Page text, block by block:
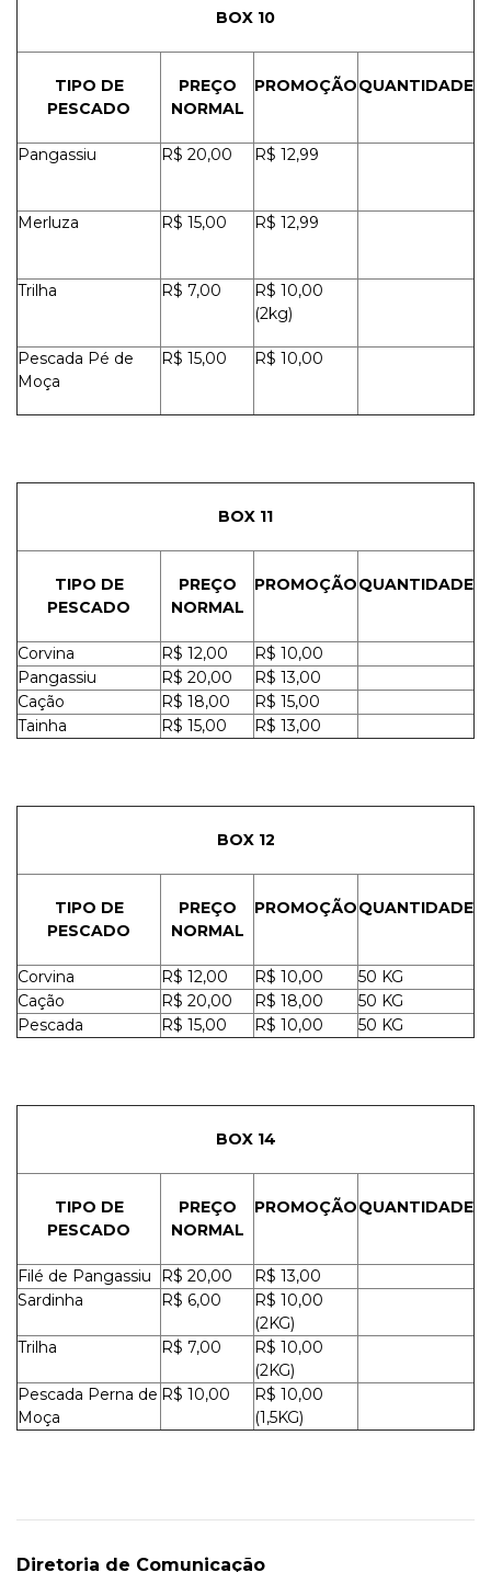
BOX 10
TIPO DE
PESCADO
PREÇO
NORMAL
PROMOÇÃOQUANTIDADE
Pangassiu R$ 20,00 R$ 12,99
Merluza R$ 15,00 R$ 12,99
Trilha R$ 7,00
R$ 10,00
(2kg)
Pescada Pé de
Moça
R$ 15,00 R$ 10,00
BOX 11
TIPO DE
PESCADO
PREÇO
NORMAL
PROMOÇÃOQUANTIDADE
Corvina R$ 12,00
R$ 10,00
Pangassiu
R$ 20,00
R$ 13,00
Cação
R$ 18,00
R$ 15,00
Tainha
R$ 15,00 R$ 13,00
BOX 12
TIPO DE
PESCADO
PREÇO
NORMAL
PROMOÇÃOQUANTIDADE
Corvina R$ 12,00 R$ 10,00
50 KG
Cação
R$ 20,00 R$ 18,00
50 KG
Pescada
R$ 15,00 R$ 10,00 50 KG
BOX 14
TIPO DE
PESCADO
PREÇO
NORMAL
PROMOÇÃOQUANTIDADE
Filé de Pangassiu R$ 20,00
R$ 13,00
Sardinha
R$ 6,00
R$ 10,00
(2KG)
Trilha
R$ 7,00
R$ 10,00
(2KG)
Pescada Perna de
Moça
R$ 10,00
R$ 10,00
(1,5KG)
Diretoria de Comunicação